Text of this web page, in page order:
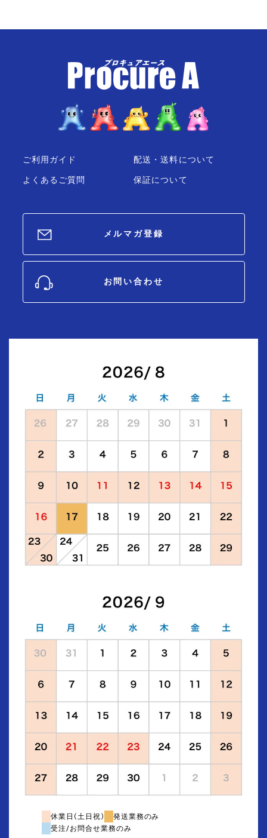
ご利用ガイド
よくあるご質問
配送・送料について
保証について
メルマガ登録
お問い合わせ
休業日(土日祝)
発送業務のみ
受注/お問合せ業務のみ